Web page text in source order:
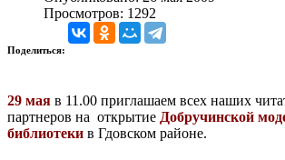
Просмотров: 1292
Поделиться:
29 мая в 11.00 приглашаем всех наших
партнеров на открытие Добручинской
библиотеки в Гдовском районе.